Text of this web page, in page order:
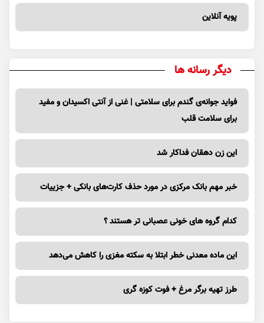
پویه آنلاین
دیگر رسانه ها
فواید جوانه‌ی گندم برای سلامتی | غنی از آنتی اکسیدان و مفید
برای سلامت قلب
این زن دهقان فداکار شد
خبر مهم بانک مرکزی در مورد حذف کارت‌های بانکی + جزییات
کدام گروه های خونی عصبانی تر هستند ؟
این ماده معدنی خطر ابتلا به سکته مغزی را کاهش می‌دهد
طرز تهیه برگر مرغ + فوت کوزه گری